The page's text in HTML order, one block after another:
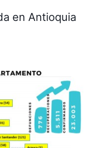
en Antioquia